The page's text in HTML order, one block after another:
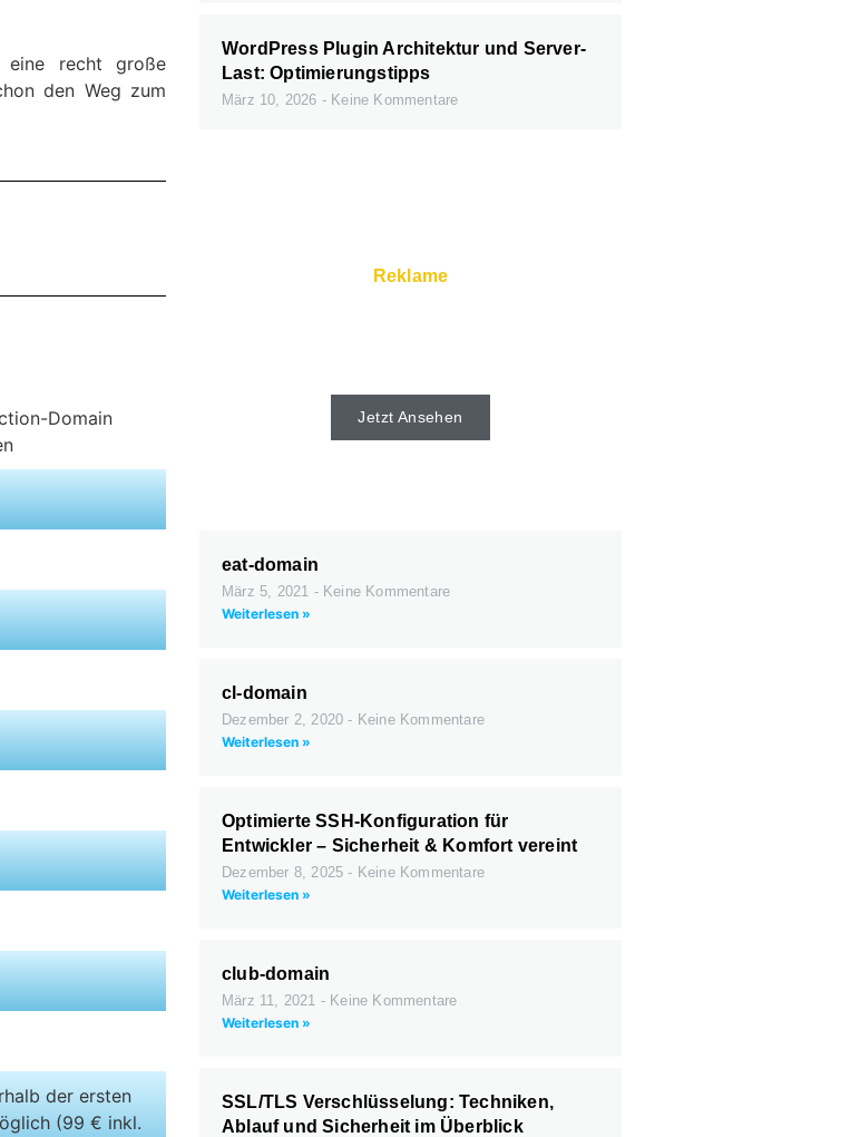
eine recht große
den Weg zum
Domain
der ersten
(99 € inkl.
WordPress Plugin Architektur und Server-
Last: Optimierungstipps
März 10, 2026 Keine Kommentare
Reklame
Jetzt Ansehen
eat-domain
März 5, 2021
Keine Kommentare
Weiterlesen »
cl-domain
Dezember 2, 2020
Keine Kommentare
Weiterlesen »
Optimierte SSH-Konfiguration für
Entwickler – Sicherheit & Komfort vereint
Dezember 8, 2025
Keine Kommentare
Weiterlesen »
club-domain
März 11, 2021
Keine Kommentare
Weiterlesen »
SSL/TLS Verschlüsselung: Techniken,
Ablauf und Sicherheit im Überblick